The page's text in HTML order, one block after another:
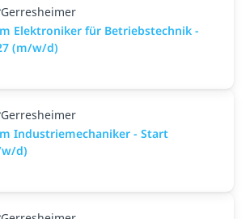
Gerresheimer
Elektroniker für Betriebstechnik -
(m/w/d)
Gerresheimer
Industriemechaniker - Start
w/d)